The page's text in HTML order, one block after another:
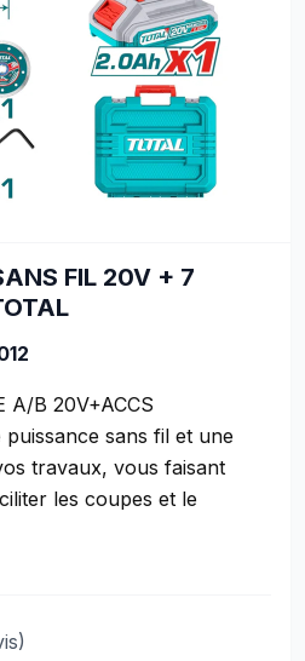
FIL 20V + 7
A/B 20V+ACCS
sans fil et une
travaux, vous faisant
les coupes et le